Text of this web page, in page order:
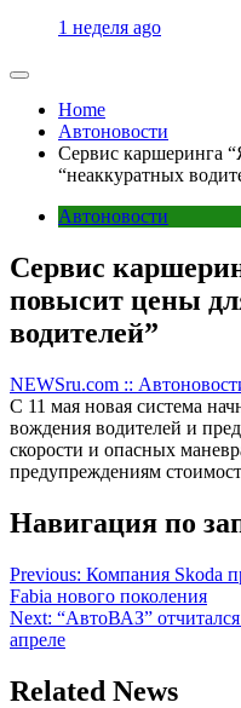
1 неделя ago
Home
Автоновости
Сервис каршеринга
“неаккуратных
Автоновости
Сервис
повысит цены
водителей”
NEWSru.com ::
С 11 мая новая система
вождения водителей и
скорости и опасных
предупреждениям
Навигация по
Previous: Компания Skoda
Fabia нового поколения
Next: “АвтоВАЗ”
апреле
Related News